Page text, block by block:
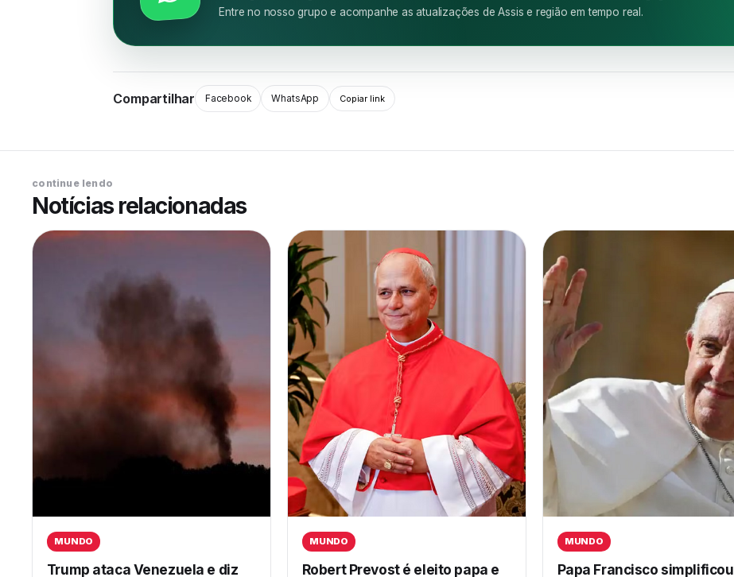
Entre no nosso grupo e acompanhe as atualizações de Assis e região em tempo real.
Compartilhar Facebook WhatsApp Copiar link
continue lendo
Notícias relacionadas
MUNDO
Trump ataca Venezuela e diz
MUNDO
Robert Prevost é eleito papa e
MUNDO
Papa Francisco simplificou